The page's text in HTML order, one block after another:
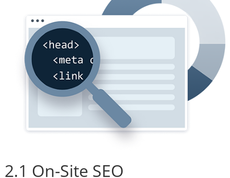
2.1 On-Site SEO